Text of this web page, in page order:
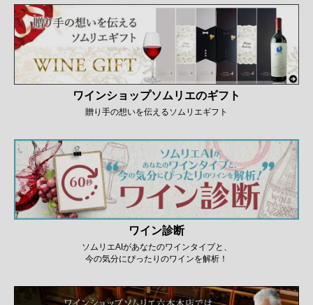
ワインショップソムリエのギフト
贈り手の想いを伝えるソムリエギフト
ワイン診断
ソムリエAIがあなたのワインタイプと、
今の気分にぴったりのワインを解析！